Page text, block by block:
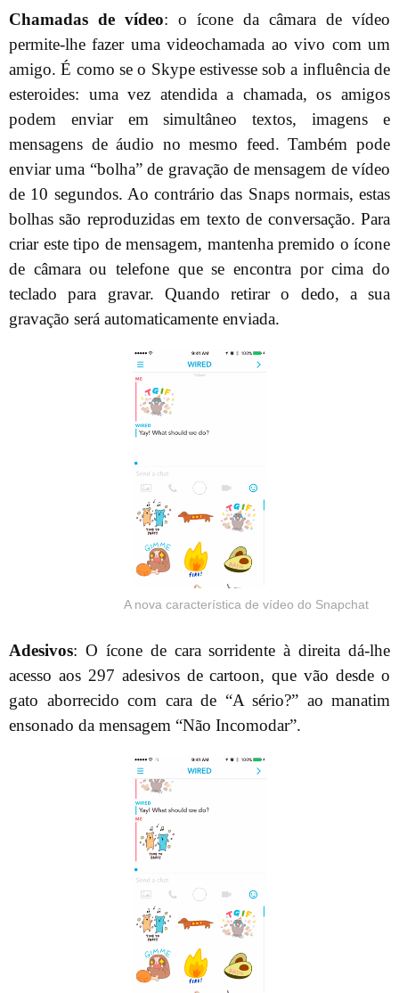
Chamadas de vídeo: o ícone da câmara de vídeo
permite-lhe fazer uma videochamada ao vivo com um
amigo. É como se o Skype estivesse sob a influência de
esteroides: uma vez atendida a chamada, os amigos
podem enviar em simultâneo textos, imagens e
mensagens de áudio no mesmo feed. Também pode
enviar uma “bolha” de gravação de mensagem de vídeo
de 10 segundos. Ao contrário das Snaps normais, estas
bolhas são reproduzidas em texto de conversação. Para
criar este tipo de mensagem, mantenha premido o ícone
de câmara ou telefone que se encontra por cima do
teclado para gravar. Quando retirar o dedo, a sua
gravação será automaticamente enviada.
A nova característica de vídeo do Snapchat
Adesivos: O ícone de cara sorridente à direita dá-lhe
acesso aos 297 adesivos de cartoon, que vão desde o
gato aborrecido com cara de “A sério?” ao manatim
ensonado da mensagem “Não Incomodar”.